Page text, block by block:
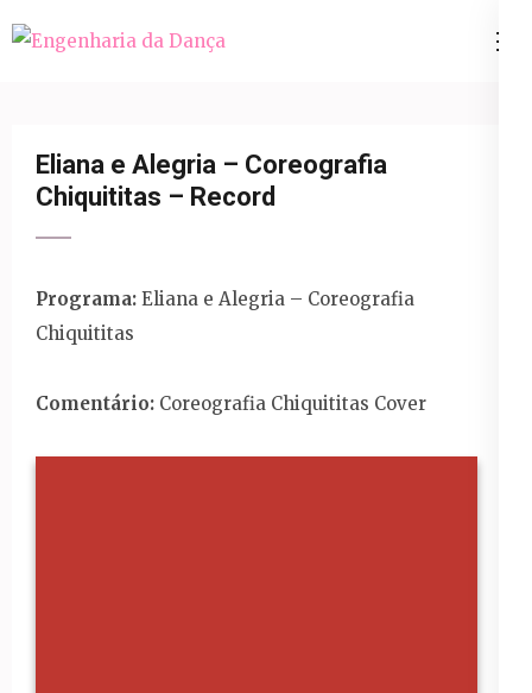
para
(Pressione
Enter)
Eliana e Alegria – Coreografia
Chiquititas – Record
Programa: Eliana e Alegria – Coreografia
Chiquititas
Comentário: Coreografia Chiquititas Cover